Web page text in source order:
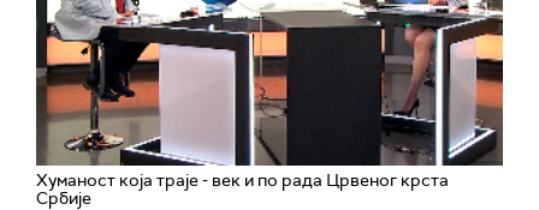
Хуманост која траје - век и по рада Црвеног крста
Србије